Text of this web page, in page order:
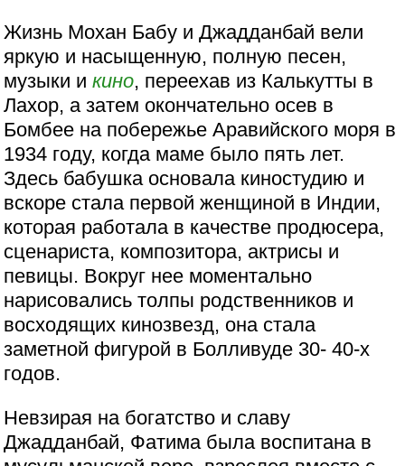
Жизнь Мохан Бабу и Джадданбай вели
яркую и насыщенную, полную песен,
музыки икино, переехав из Калькутты в
Лахор, а затем окончательно осев в
Бомбее на побережье Аравийского моря в
1934 году, когда маме было пять лет.
Здесь бабушка основала киностудию и
вскоре стала первой женщиной в Индии,
которая работала в качестве продюсера,
сценариста, композитора, актрисы и
певицы. Вокруг нее моментально
нарисовались толпы родственников и
восходящих кинозвезд, она стала
заметной фигурой в Болливуде 30- 40-х
годов.
Невзирая на богатство и славу
Джадданбай, Фатима была воспитана в